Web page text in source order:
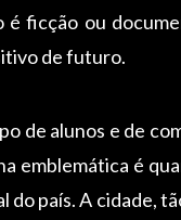
é ficção ou
de futuro.
de alunos e de
emblemática é
do país. A cidade,